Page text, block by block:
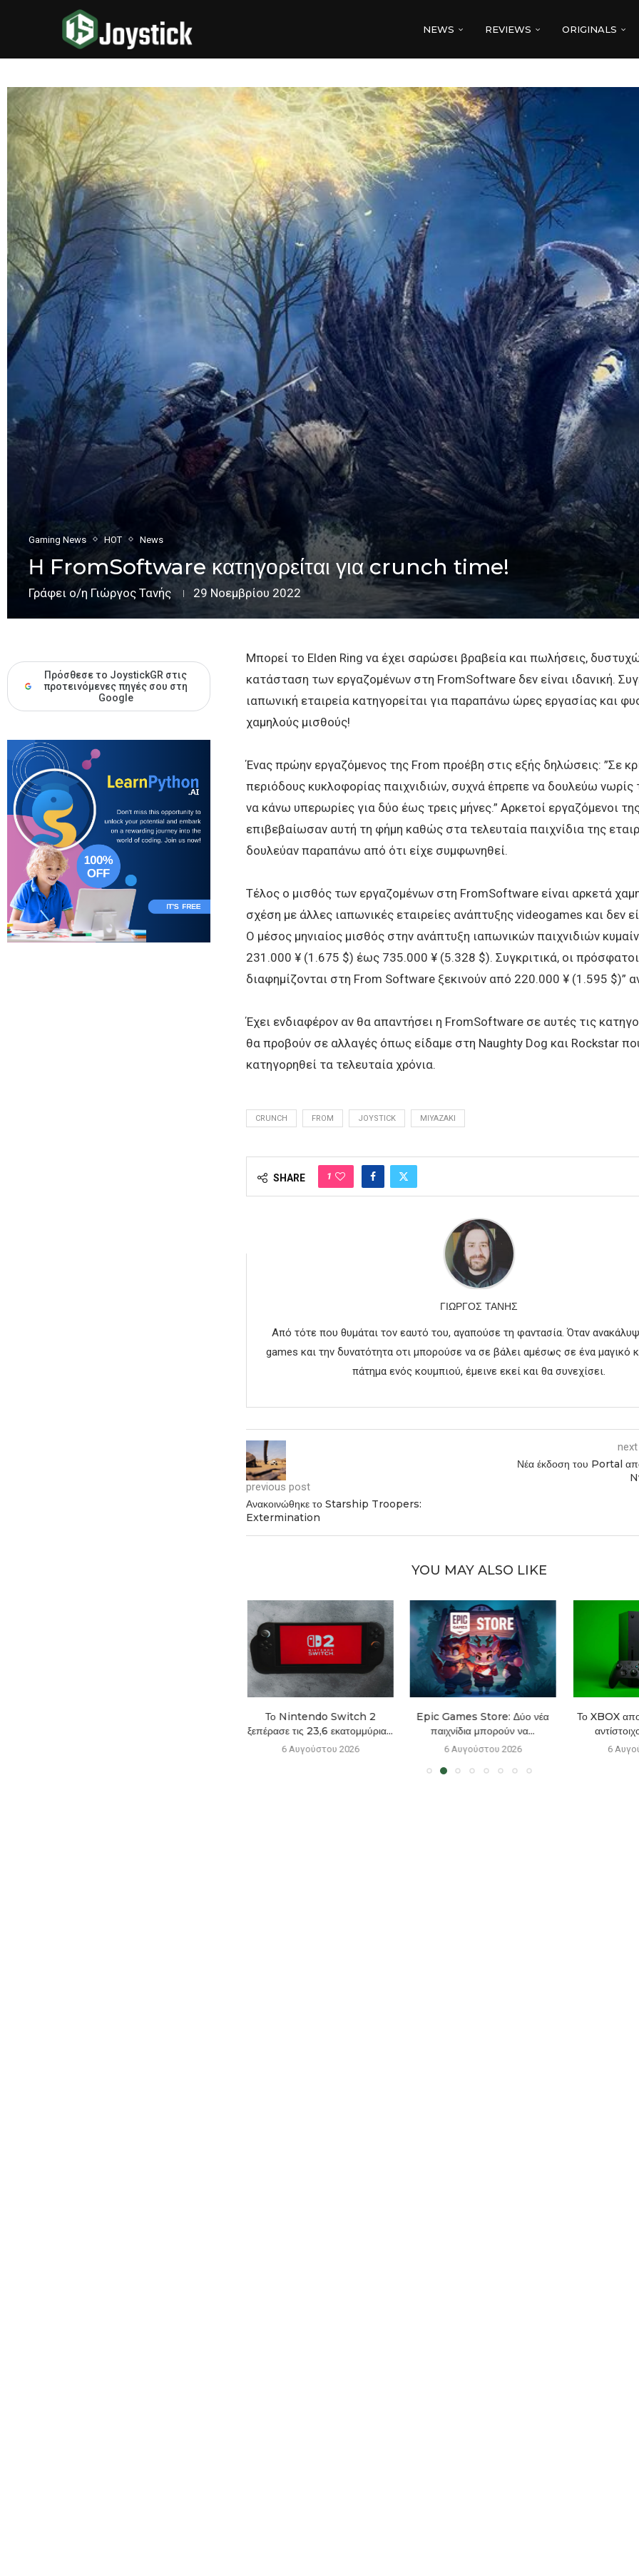
NEWS REVIEWS ORIGINALS
Gaming News HOT News
Η FromSoftware κατηγορείται για crunch time!
Γράφει ο/η Γιώργος Τανής 29 Νοεμβρίου 2022
Μπορεί το Elden Ring να έχει σαρώσει βραβεία και πωλήσεις,
κατάσταση των εργαζομένων στη FromSoftware δεν είναι ιδανική.
ιαπωνική εταιρεία κατηγορείται για παραπάνω ώρες εργασίας και
χαμηλούς μισθούς!
Ένας πρώην εργαζόμενος της From προέβη στις εξής δηλώσεις: ”Σε
περιόδους κυκλοφορίας παιχνιδιών, συχνά έπρεπε να δουλεύω νωρίς
να κάνω υπερωρίες για δύο έως τρεις μήνες.” Αρκετοί εργαζόμενοι
επιβεβαίωσαν αυτή τη φήμη καθώς στα τελευταία παιχνίδια της
δουλεύαν παραπάνω από ότι είχε συμφωνηθεί.
Τέλος ο μισθός των εργαζομένων στη FromSoftware είναι αρκετά
σχέση με άλλες ιαπωνικές εταιρείες ανάπτυξης videogames και δεν
Ο μέσος μηνιαίος μισθός στην ανάπτυξη ιαπωνικών παιχνιδιών
231.000 ¥ (1.675 $) έως 735.000 ¥ (5.328 $). Συγκριτικά, οι
διαφημίζονται στη From Software ξεκινούν από 220.000 ¥ (1.595 $)”
Έχει ενδιαφέρον αν θα απαντήσει η FromSoftware σε αυτές τις
θα προβούν σε αλλαγές όπως είδαμε στη Νaughty Dog και Rockstar
κατηγορηθεί τα τελευταία χρόνια.
CRUNCH FROM JOYSTICK MIYAZAKI
SHARE 1
ΓΙΏΡΓΟΣ ΤΑΝΉΣ
Από τότε που θυμάται τον εαυτό του, αγαπούσε τη φαντασία. Όταν
games και την δυνατότητα οτι μπορούσε να σε βάλει αμέσως σε ένα μαγικό
πάτημα ενός κουμπιού, έμεινε εκεί και θα συνεχίσει.
previous post
Ανακοινώθηκε το Starship Troopers:
Extermination
Νέα έκδοση του Portal
YOU MAY ALSO LIKE
Το Nintendo Switch 2
ξεπέρασε τις 23,6 εκατομμύρια...
6 Αυγούστου 2026
Epic Games Store: Δύο νέα
παιχνίδια μπορούν να...
6 Αυγούστου 2026
Το XBOX
6
Πρόσθεσε το JoystickGR στις
προτεινόμενες πηγές σου στη
Google